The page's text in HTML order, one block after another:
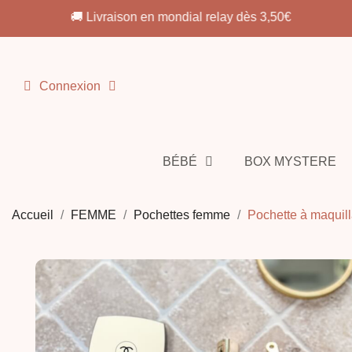
🚚 Livraison en point relais OFFERTE dès 69€
Connexion
BÉBÉ BOX MYSTERE
Accueil FEMME Pochettes femme Pochette à